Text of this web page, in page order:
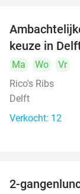
keuze in
Ma Wo
Vr
Rico's Ribs
Delft
Verkocht: 12
2-